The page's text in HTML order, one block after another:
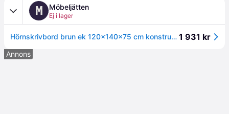
M Möbeljätten
Ej i lager
Hörnskrivbord brun ek 120x140x75 cm konstruerat trä 1 931 kr
Annons